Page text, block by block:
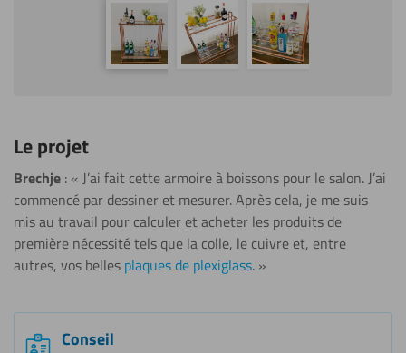
Le projet
Brechje : « J’ai fait cette armoire à boissons pour le salon. J’ai
commencé par dessiner et mesurer. Après cela, je me suis
mis au travail pour calculer et acheter les produits de
première nécessité tels que la colle, le cuivre et, entre
autres, vos belles plaques de plexiglass. »
Conseil